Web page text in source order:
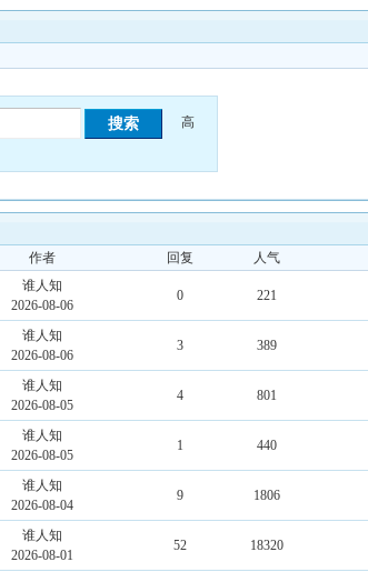
高
作者 回复 人气
谁人知
2026-08-06
0 221
谁人知
2026-08-06
3 389
谁人知
2026-08-05
4 801
谁人知
2026-08-05
1 440
谁人知
2026-08-04
9 1806
谁人知
2026-08-01
52 18320